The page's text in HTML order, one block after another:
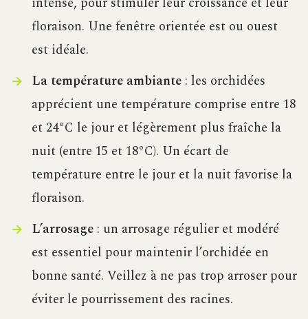
floraison. Une fenêtre orientée est ou ouest
est idéale.
La température ambiante: les orchidées
apprécient une température comprise entre 18
et 24°C le jour et légèrement plus fraîche la
nuit (entre 15 et 18°C). Un écart de
température entre le jour et la nuit favorise la
floraison.
L’arrosage: un arrosage régulier et modéré
est essentiel pour maintenir l’orchidée en
bonne santé. Veillez à ne pas trop arroser pour
éviter le pourrissement des racines.